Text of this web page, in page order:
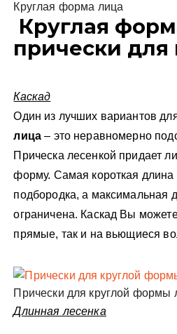
Круглая форма лица
Круглая
прически для
Каскад
Один из лучших вариантов
лица – это неравномерно
Прическа лесенкой придает
форму. Самая короткая
подбородка, а максимальная
ограничена. Каскад Вы
прямые, так и на вьющиеся
Прически для круглой формы
Длинная лесенка